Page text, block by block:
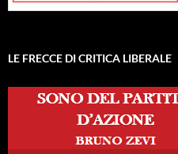
LE FRECCE DI CRITICA LIBERALE